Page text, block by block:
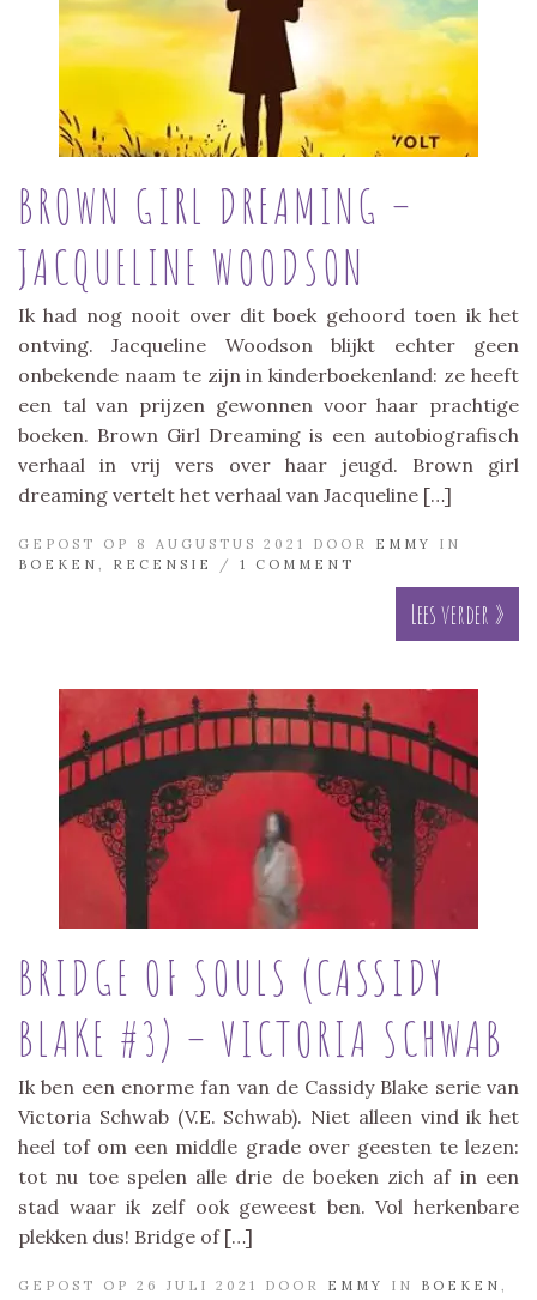
BROWN GIRL DREAMING –
JACQUELINE WOODSON
Ik had nog nooit over dit boek gehoord toen ik het
ontving. Jacqueline Woodson blijkt echter geen
onbekende naam te zijn in kinderboekenland: ze heeft
een tal van prijzen gewonnen voor haar prachtige
boeken. Brown Girl Dreaming is een autobiografisch
verhaal in vrij vers over haar jeugd. Brown girl
dreaming vertelt het verhaal van Jacqueline […]
GEPOST OP 8 AUGUSTUS 2021 DOOR EMMY
IN
BOEKEN
RECENSIE / 1 COMMENT
Lees verder »
BRIDGE OF SOULS (CASSIDY
BLAKE #3) – VICTORIA SCHWAB
Ik ben een enorme fan van de Cassidy Blake serie van
Victoria Schwab (V.E. Schwab). Niet alleen vind ik het
heel tof om een middle grade over geesten te lezen:
tot nu toe spelen alle drie de boeken zich af in een
stad waar ik zelf ook geweest ben. Vol herkenbare
plekken dus! Bridge of […]
GEPOST OP 26 JULI 2021 DOOR EMMY IN BOEKEN